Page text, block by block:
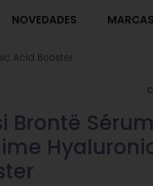
NOVEDADES MARCAS
Acid Booster
Brontë